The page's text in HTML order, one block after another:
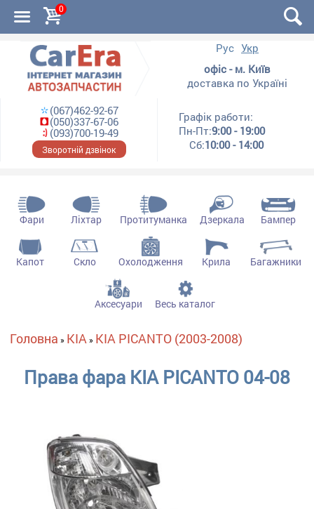
0
Рус Укр
офіс - м. Київ
доставка по Україні
(067)462-92-67
(050)337-67-06
(093)700-19-49
Зворотній дзвінок
Графік работи:
Пн-Пт:9:00 - 19:00
Сб:10:00 - 14:00
Фари Ліхтар Протитуманка Дзеркала Бампер
Капот Скло Охолодження Крила Багажники
Аксесуари Весь каталог
Ви є тут
Головна » KIA» KIA PICANTO (2003-2008)
Права фара KIA PICANTO 04-08